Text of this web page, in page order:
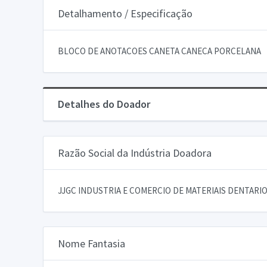
Detalhamento / Especificação
BLOCO DE ANOTACOES CANETA CANECA PORCELANA
Detalhes do Doador
Razão Social da Indústria Doadora
JJGC INDUSTRIA E COMERCIO DE MATERIAIS
Nome Fantasia